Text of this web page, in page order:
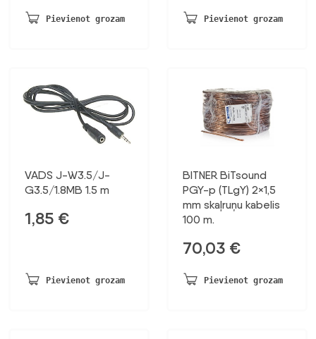
Pievienot grozam Pievienot grozam
VADS J-W3.5/J-
G3.5/1.8MB 1.5 m
1,85 €
Pievienot grozam
BITNER BiTsound
PGY-p (TLgY) 2×1,5
mm skaļruņu kabelis
100 m.
70,03 €
Pievienot grozam